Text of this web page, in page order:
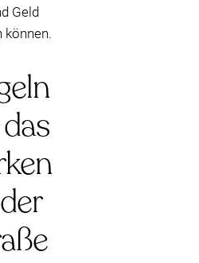
Geld
können.